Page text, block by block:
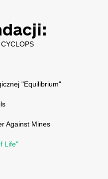
"Equilibrium"
Against Mines
Life"